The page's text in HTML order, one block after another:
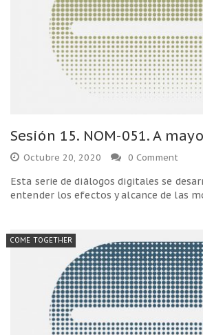
Sesión 15. NOM-051. A
Octubre 20, 2020 0 Comment
Esta serie de diálogos digitales se
entender los efectos y alcance de las
COME TOGETHER